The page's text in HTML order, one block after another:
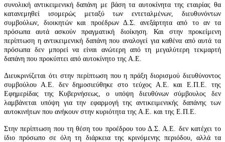
συνολική αντικειμενική δαπάνη με βάση τα αυτοκίνητα της εταιρίας θα
κατανεμηθεί ισομερώς μεταξύ των εντεταλμένων, διευθυνόντων
συμβούλων, διοικητών και προέδρων Δ.Σ. ανεξάρτητα από το αν τα
πρόσωπα αυτά ασκούν πραγματική διοίκηση. Και στην προκείμενη
περίπτωση η αντικειμενική δαπάνη που αναλογεί για καθένα από αυτά τα
πρόσωπα δεν μπορεί να είναι ανώτερη από τη μεγαλύτερη τεκμαρτή
δαπάνη που προκύπτει από αυτοκίνητο της Α.Ε.
Διευκρινίζεται ότι στην περίπτωση που η πράξη διορισμού διευθύνοντος
συμβούλου Α.Ε. δεν δημοσιεύθηκε στο τεύχος Α.Ε. και Ε.Π.Ε. της
Εφημερίδας της Κυβερνήσεως, ο υπόψη διευθύνων σύμβουλος δεν
λαμβάνεται υπόψη για την εφαρμογή της αντικειμενικής δαπάνης των
αυτοκινήτων που ανήκουν στην κυριότητα της Α.Ε. και της Ε.Π.Ε.
Στην περίπτωση που τη θέση του προέδρου του Δ.Σ. Α.Ε. δεν κατέχει το
ίδιο πρόσωπο σε όλη τη διάρκεια της κρινόμενης περιόδου, αλλά τα